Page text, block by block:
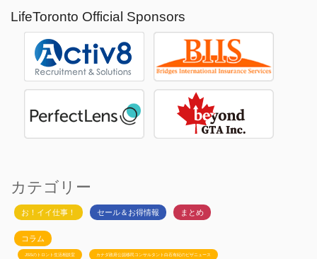
LifeToronto Official Sponsors
カテゴリー
お！イイ仕事！ セール＆お得情報 まとめ
コラム
JSSのトロント生活相談室 カナダ政府公認移民コンサルタント白石有紀のビザニュース